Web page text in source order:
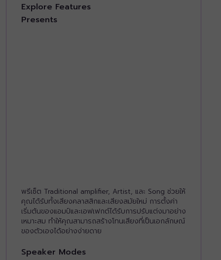
Explore Features
Presents
พรีเซ็ต Traditional amplifier, Artist, และ Song ช่วยให้
คุณได้รับทั้งเสียงคลาสสิกและเสียงสมัยใหม่ การตั้งค่า
เริ่มต้นของแอมป์และเอฟเฟกต์ได้รับการปรับแต่งมาอย่าง
เหมาะสม ทำให้คุณสามารถสร้างโทนเสียงที่เป็นเอกลักษณ์
ของตัวเองได้อย่างง่ายดาย
Speaker Modes